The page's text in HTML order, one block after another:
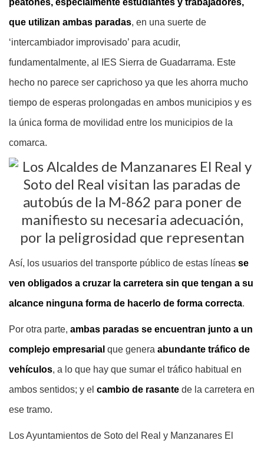
peatones, especialmente estudiantes y trabajadores,
que utilizan ambas paradas, en una suerte de
‘intercambiador improvisado’ para acudir,
fundamentalmente, al IES Sierra de Guadarrama. Este
hecho no parece ser caprichoso ya que les ahorra mucho
tiempo de esperas prolongadas en ambos municipios y es
la única forma de movilidad entre los municipios de la
comarca.
Así, los usuarios del transporte público de estas líneas se
ven obligados a cruzar la carretera sin que tengan a su
alcance ninguna forma de hacerlo de forma correcta.
Por otra parte, ambas paradas se encuentran junto a un
complejo empresarial que genera abundante tráfico de
vehículos, a lo que hay que sumar el tráfico habitual en
ambos sentidos; y el cambio de rasante de la carretera en
ese tramo.
Los Ayuntamientos de Soto del Real y Manzanares El